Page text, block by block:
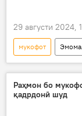
29 августи 2024,
мукофот
ҷоиза
Раҳмон бо
қадрдонӣ шуд